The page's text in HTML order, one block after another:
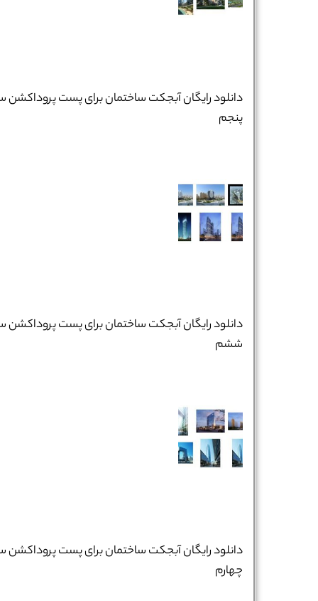
دانلود رایگان آبجکت ساختمان برای پست پروداکشن
پنجم
دانلود رایگان آبجکت ساختمان برای پست پروداکشن
ششم
دانلود رایگان آبجکت ساختمان برای پست پروداکشن
چهارم